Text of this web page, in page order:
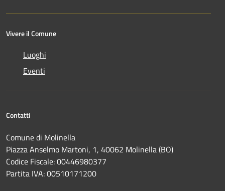
Vivere il Comune
Luoghi
Eventi
Contatti
Comune di Molinella
Piazza Anselmo Martoni, 1, 40062 Molinella (BO)
Codice Fiscale: 00446980377
Partita IVA: 00510171200